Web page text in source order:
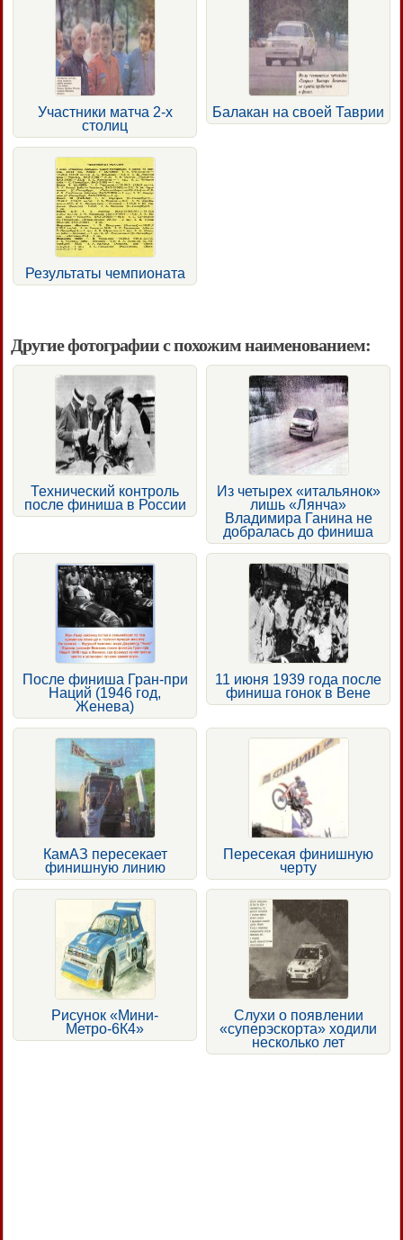
Участники матча 2-х
столиц
Балакан на своей Таврии
Результаты чемпионата
Другие фотографии с похожим наименованием:
Технический контроль
после финиша в России
Из четырех «итальянок»
лишь «Лянча»
Владимира Ганина не
добралась до финиша
После финиша Гран-при
Наций (1946 год,
Женева)
11 июня 1939 года после
финиша гонок в Вене
КамАЗ пересекает
финишную линию
Пересекая финишную
черту
Рисунок «Мини-
Метро-6К4»
Слухи о появлении
«суперэскорта» ходили
несколько лет